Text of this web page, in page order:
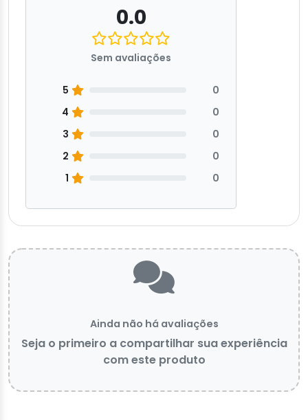
0.0
Sem avaliações
5
0
4
0
3
0
2
0
1
0
Ainda não há avaliações
Seja o primeiro a compartilhar sua experiência
com este produto